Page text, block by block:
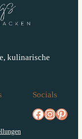
kulinarische
Socials
facebook.com/diejungskochenundbacken Instagrampinterest.com/diejungs